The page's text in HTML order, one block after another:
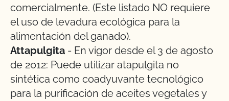
comercialmente. (Este listado NO requiere
el uso de levadura ecológica para la
alimentación del ganado).
Attapulgita - En vigor desde el 3 de agosto
de 2012: Puede utilizar atapulgita no
sintética como coadyuvante tecnológico
para la purificación de aceites vegetales y